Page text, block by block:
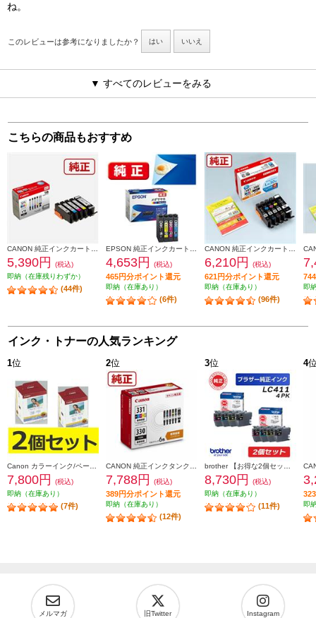
ね。
このレビューは参考になりましたか？ はい いいえ
▼ すべてのレビューをみる
こちらの商品もおすすめ
5,390円
(税込)
即納（在庫残りわずか）
(44件)
4,653円 (税込)
465円分ポイント還元
即納（在庫あり）
(6件)
6,210円 (税込)
621円分ポイント還元
即納（在庫あり）
(96件)
即
インク・トナーの人気ランキング
1位
7,800円
(税込)
即納（在庫あり）
(7件)
2位
7,788円 (税込)
389円分ポイント還元
即納（在庫あり）
(12件)
3位
8,730円
(税込)
即納（在庫あり）
(11件)
4
即
メルマガ 旧Twitter Instagram